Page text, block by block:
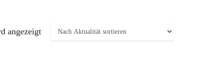
angezeigt